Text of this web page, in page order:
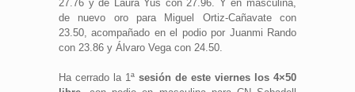
27.76 y de Laura Yus con 27.96. Y en masculina,
de nuevo oro para Miguel Ortiz-Cañavate con
23.50, acompañado en el podio por Juanmi Rando
con 23.86 y Álvaro Vega con 24.50.
Ha cerrado la 1ª sesión de este viernes los 4×50